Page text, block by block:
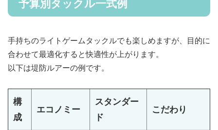
予算別タックル一式例
手持ちのライトゲームタックルでも楽しめますが、目的に
合わせて最適化すると快適性が上がります。
以下は堤防ルアーの例です。
構
成
エコノミー
スタンダー
ド
こだわり